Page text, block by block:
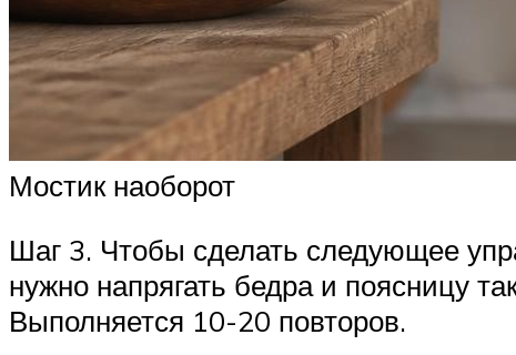
Мостик наоборот
Шаг 3. Чтобы сделать следующее
нужно напрягать бедра и поясницу
Выполняется 10-20 повторов.